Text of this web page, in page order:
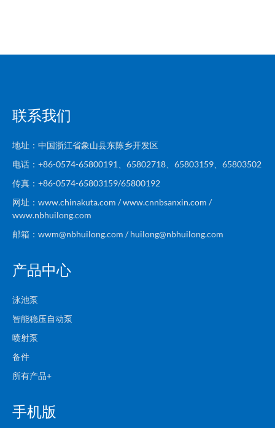
联系我们
地址：中国浙江省象山县东陈乡开发区
电话：+86-0574-65800191、65802718、65803159、65803502
传真：+86-0574-65803159/65800192
网址：www.chinakuta.com / www.cnnbsanxin.com /
www.nbhuilong.com
邮箱：wwm@nbhuilong.com / huilong@nbhuilong.com
产品中心
泳池泵
智能稳压自动泵
喷射泵
备件
所有产品+
手机版